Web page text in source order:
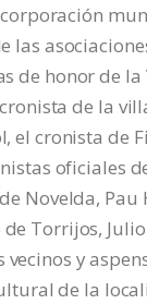
las
de honor de la
de la
el cronista de
oficiales
Novelda, Pau
Torrijos,
y
de la